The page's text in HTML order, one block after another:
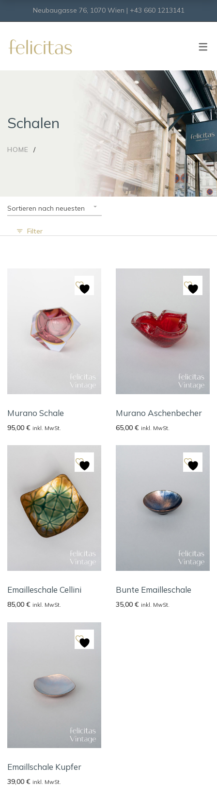
Neubaugasse 76, 1070 Wien | +43 660 1213141
Schalen
HOME
Sortieren nach neuesten
Filter
Murano Schale
95,00 € inkl. MwSt.
Murano Aschenbecher
65,00 € inkl. MwSt.
Emailleschale Cellini
85,00 € inkl. MwSt.
Bunte Emailleschale
35,00 € inkl. MwSt.
Emaillschale Kupfer
39,00 € inkl. MwSt.